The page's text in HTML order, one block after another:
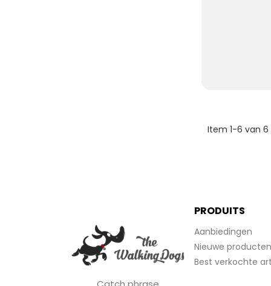
Item 1-6 van
PRODUITS
Aanbiedingen
Nieuwe producten
Best verkochte